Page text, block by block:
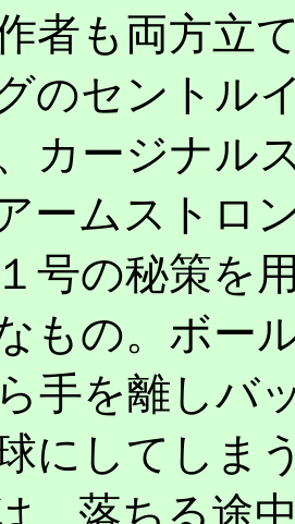
者も両方立
のセントル
カージナル
ームストロ
号の秘策を
もの。ボー
手を離しバ
にしてしま
、落ちる途